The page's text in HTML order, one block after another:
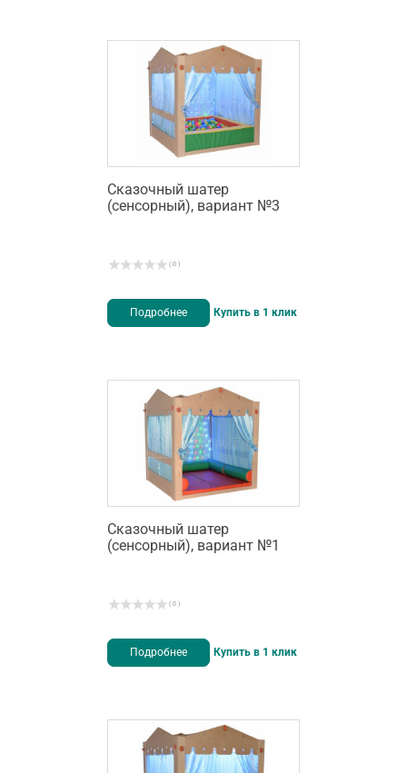
Сказочный шатер
(сенсорный), вариант №3
( 0 )
Подробнее Купить в 1 клик
Сказочный шатер
(сенсорный), вариант №1
( 0 )
Подробнее Купить в 1 клик